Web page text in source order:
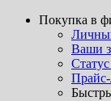
Покупка в
Ваши
Статус